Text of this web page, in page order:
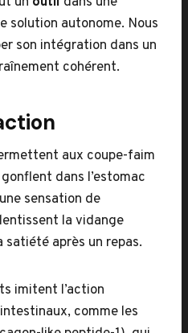
solution autonome. Nous
son intégration dans un
cohérent.
aux coupe-faim
dans l’estomac
sensation de
la vidange
après un repas.
imitent l’action
comme les